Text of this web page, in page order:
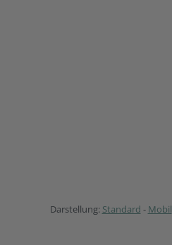
Darstellung: Standard - Mobil